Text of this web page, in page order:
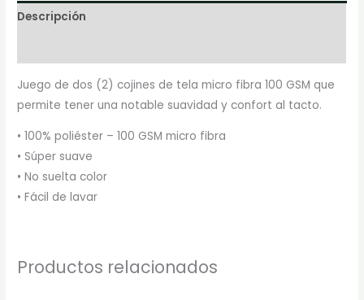
Descripción
Juego de dos (2) cojines de tela micro fibra 100 GSM que
permite tener una notable suavidad y confort al tacto.
• 100% poliéster – 100 GSM micro fibra
• Súper suave
• No suelta color
• Fácil de lavar
Productos relacionados